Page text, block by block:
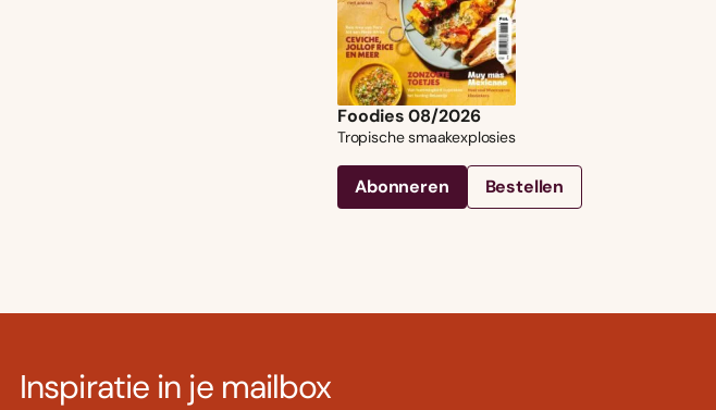
Foodies 08/2026
Tropische smaakexplosies
Abonneren Bestellen
Inspiratie in je mailbox